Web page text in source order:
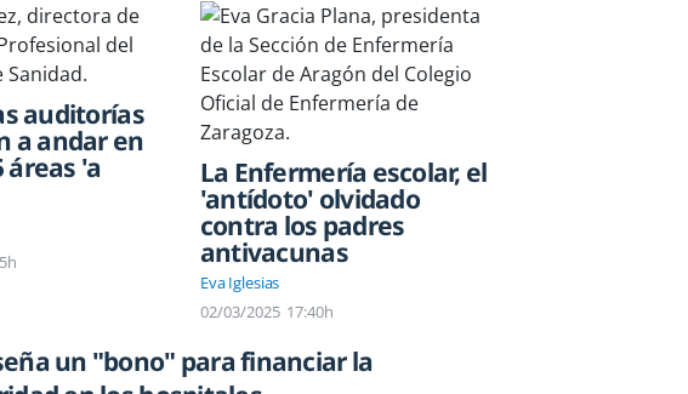
auditorías
a andar en
áreas 'a La Enfermería escolar, el
'antídoto' olvidado
contra los padres
antivacunas
Eva Iglesias
02/03/2025 17:40h
un "bono" para financiar la